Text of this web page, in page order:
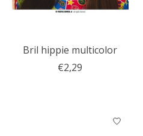
Bril hippie multicolor
€2,29